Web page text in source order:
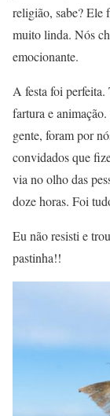
religião, sabe? Ele
muito linda. Nós
emocionante.
A festa foi
fartura e
gente, foram por
convidados que
via no olho das
doze horas. Foi
Eu não resisti e
pastinha!!